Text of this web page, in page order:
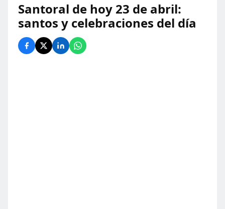
Santoral de hoy 23 de abril:
santos y celebraciones del día